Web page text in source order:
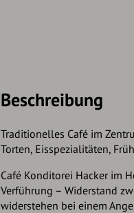
Beschreibung
Traditionelles Café im
Torten, Eisspezialitäten,
Café Konditorei Hacker im
Verführung – Widerstand
widerstehen bei einem